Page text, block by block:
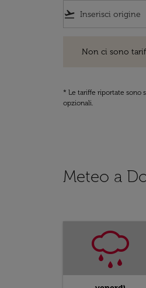
flight_takeoff
Non ci sono
* Le tariffe riportate sono
opzionali.
Meteo a